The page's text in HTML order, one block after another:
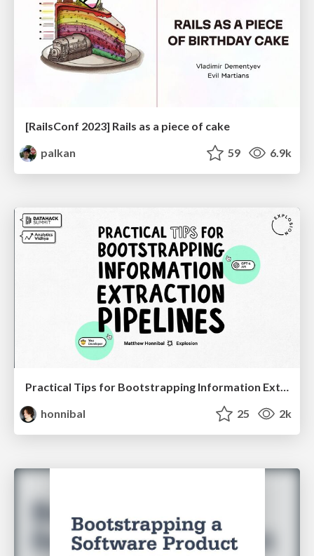
[RailsConf 2023] Rails as a piece of cake
palkan
59 6.9k
Practical Tips for Bootstrapping Information Extraction Pipelines
honnibal
25 2k